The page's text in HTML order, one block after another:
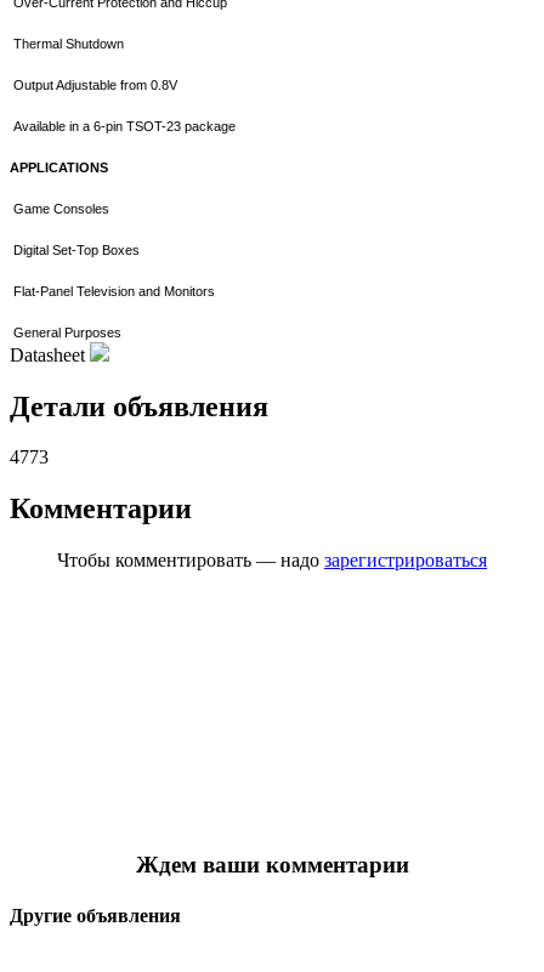
Thermal Shutdown
Output Adjustable from 0.8V
Available in a 6-pin TSOT-23 package
APPLICATIONS
Game Consoles
Digital Set-Top Boxes
Flat-Panel Television and Monitors
General Purposes
Datasheet
Детали объявления
4773
Комментарии
Чтобы комментировать — надо зарегистрироваться
Ждем ваши комментарии
Другие объявления